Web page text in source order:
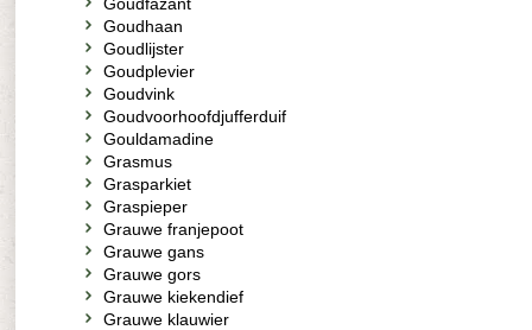
Goudhaan
Goudlijster
Goudplevier
Goudvink
Goudvoorhoofdjufferduif
Gouldamadine
Grasmus
Grasparkiet
Graspieper
Grauwe franjepoot
Grauwe gans
Grauwe gors
Grauwe kiekendief
Grauwe klauwier